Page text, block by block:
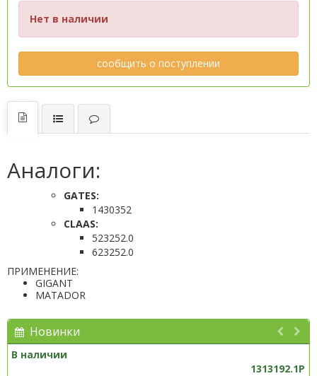
Нет в наличии
сообщить о поступлении
Аналоги:
GATES:
1430352
CLAAS:
523252.0
623252.0
ПРИМЕНЕНИЕ:
GIGANT
MATADOR
Новинки
В наличии
1313192.1P